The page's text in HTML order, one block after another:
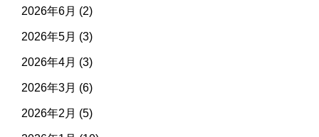
2026年6月 (2)
2026年5月 (3)
2026年4月 (3)
2026年3月 (6)
2026年2月 (5)